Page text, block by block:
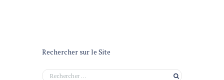
Rechercher sur le Site